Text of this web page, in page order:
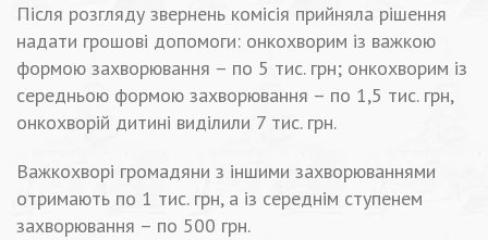
Після розгляду звернень комісія прийняла рішення
надати грошові допомоги: онкохворим із важкою
формою захворювання – по 5 тис. грн; онкохворим із
середньою формою захворювання – по 1,5 тис. грн,
онкохворій дитині виділили 7 тис. грн.
Важкохворі громадяни з іншими захворюваннями
отримають по 1 тис. грн, а із середнім ступенем
захворювання – по 500 грн.